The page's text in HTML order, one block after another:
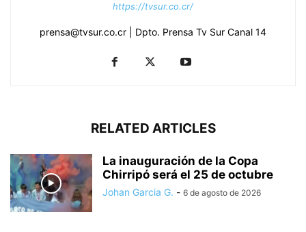
https://tvsur.co.cr/
prensa@tvsur.co.cr | Dpto. Prensa Tv Sur Canal 14
RELATED ARTICLES
La inauguración de la Copa
Chirripó será el 25 de octubre
Johan Garcia G. - 6 de agosto de 2026